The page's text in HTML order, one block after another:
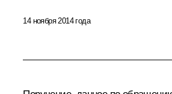
14 ноября 2014 года